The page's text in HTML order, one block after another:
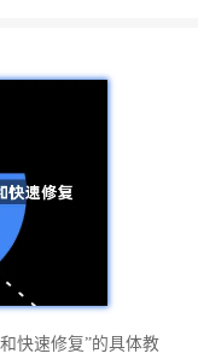
快速修复”的具体教